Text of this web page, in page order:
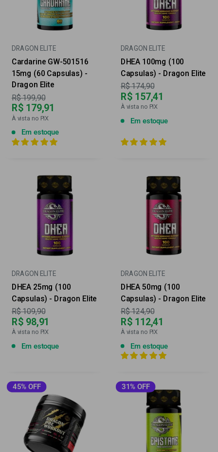
DRAGON ELITE
Cardarine GW-501516
15mg (60 Capsulas) -
Dragon Elite
Preço
R$ 199,90
R$ 179,91
À vista no PIX
Em estoque
DRAGON ELITE
DHEA 100mg (100
Capsulas) - Dragon Elite
Preço
R$ 174,90
R$ 157,41
À vista no PIX
Em estoque
DRAGON ELITE
DHEA 25mg (100
Capsulas) - Dragon Elite
Preço
R$ 109,90
R$ 98,91
À vista no PIX
Em estoque
DRAGON ELITE
DHEA 50mg (100
Capsulas) - Dragon Elite
Preço
R$ 124,90
R$ 112,41
À vista no PIX
Em estoque
45% OFF 31% OFF